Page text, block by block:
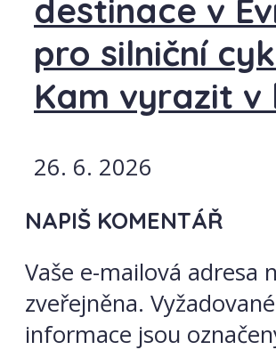
destinace v
pro silniční
Kam vyrazit v
26. 6. 2026
NAPIŠ KOMENTÁŘ
Vaše e-mailová adresa
zveřejněna. Vyžadované
informace jsou